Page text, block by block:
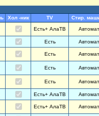
Хол -ник TV Стир.
Есть+ АлаТВ Автомат
Есть Автомат
Есть Автомат
Есть Автомат
Есть Автомат
Есть+ АлаТВ Автомат
Есть+ АлаТВ Автомат